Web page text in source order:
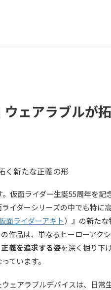
ウェアラブルが
仮面ライダー生誕55周年を記
イダーシリーズの中でも特に
面ライダーアギト）
』の新た
作品は、単なるヒーローアク
義を追求する姿を深く掘り下
ています。
ウェアラブルデバイスは、日常